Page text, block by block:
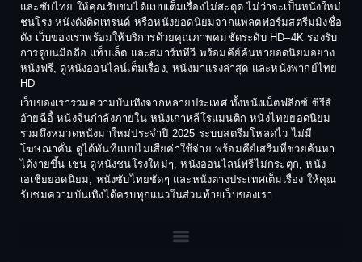
Crime อาชญากรรม
Crime อาชญากรรม
Culture
Dance เต้น
Dark Comedy ตลกร้าย
DC
1984
1983
1982
1981
1980
1978
1974
1973
1972
1971
1970
1969
1968
1964
และซับไทย ให้คุณรับชมได้แบบเต็มเรื่องไม่สะดุด ไม่ว่าจะเป็นหนังใหม่
ชนโรง หนังดังติดเทรนด์ หรือหนังยอดนิยมจากแพลตฟอร์มสตรีมมิงชื่อ
ดัง เว็บของเราพร้อมให้บริการด้วยคุณภาพคมชัดระดับ HD–4K รองรับ
การดูบนมือถือ แท็บเล็ต และสมาร์ททีวี พร้อมคีย์ค้นหายอดนิยมอย่าง
หนังฟรี, ดูหนังออนไลน์เต็มเรื่อง, หนังมาแรงล่าสุด และหนังพากย์ไทย
HD
เว็บของเรารวมความบันเทิงจากหลายประเทศ ทั้งหนังเน็ตฟลิกซ์ ซีรีส์
อ้ายฉีอี้ หนังจีนกำลังภายใน หนังเกาหลีโรแมนติก หนังไทยยอดนิยม
รวมถึงหมวดหนังมาใหม่ประจำปี 2025 ระบบสตรีมโหลดไว ไม่มี
โฆษณาคั่น ดูได้ทันทีแบบไม่เสียค่าใช้จ่าย พร้อมคีย์เสริมที่ช่วยค้นหา
ได้ง่ายขึ้น เช่น ดูหนังชนโรงใหม่ๆ, หนังออนไลน์ฟรีไม่กระตุก, หนัง
เอเชียยอดนิยม, หนังซับไทยชัดๆ และหนังต่างประเทศเต็มเรื่อง ให้คุณ
รับชมความบันเทิงได้ครบทุกแนวในส่วนท้ายเว็บของเรา